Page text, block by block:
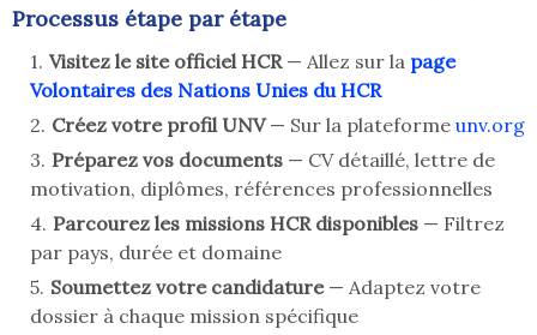
Processus étape par étape
Visitez le site officiel HCR— Allez sur la page
Volontaires des Nations Unies du HCR
Créez votre profil UNV— Sur la plateforme unv.org
Préparez vos documents — CV détaillé, lettre de
motivation, diplômes, références professionnelles
Parcourez les missions HCR disponibles — Filtrez
par pays, durée et domaine
Soumettez votre candidature— Adaptez votre
dossier à chaque mission spécifique